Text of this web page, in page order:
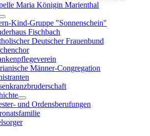
Maria Königin Marienthal
Kind-Gruppe "Sonnenschein"
Fischbach
Deutscher Frauenbund
Männer-Congregation
und Ordensberufungen